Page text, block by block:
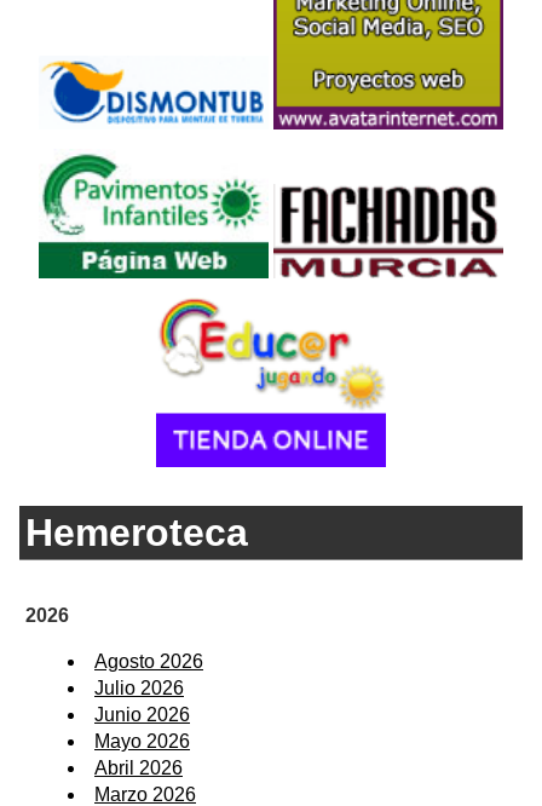
Hemeroteca
2026
Agosto 2026
Julio 2026
Junio 2026
Mayo 2026
Abril 2026
Marzo 2026